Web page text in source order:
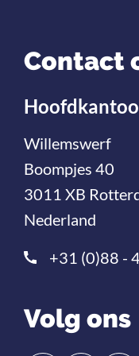
Contact
Willemswerf
Boompjes 40
3011 XB
Nederland
+31 (0)88 -
Volg ons